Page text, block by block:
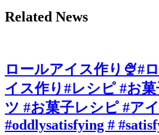
Related News
ロールアイス作り🍨#
イス作り#レシピ #お
ツ #お菓子レシピ #ア
#oddlysatisfying #